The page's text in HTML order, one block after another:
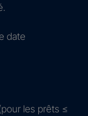
date
les prêts ≤